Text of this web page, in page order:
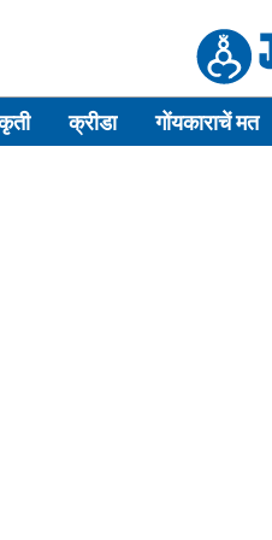
क्रीडा गोंयकाराचें मत